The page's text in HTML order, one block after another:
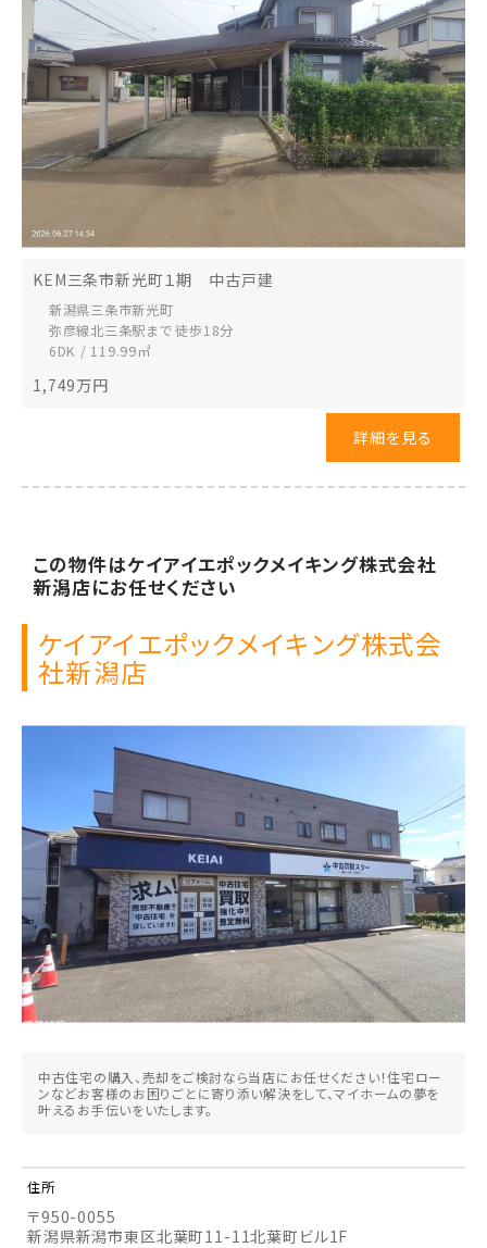
KEM三条市新光町１期 中古戸建
新潟県三条市新光町
弥彦線北三条駅まで 徒歩18分
6DK / 119.99㎡
1,749万円
詳細を見る
この物件はケイアイエポックメイキング株式会社
新潟店にお任せください
ケイアイエポックメイキング株式会
社新潟店
中古住宅の購入、売却をご検討なら当店にお任せください！住宅ロー
ンなどお客様のお困りごとに寄り添い解決をして、マイホームの夢を
叶えるお手伝いをいたします。
住所
〒950-0055
新潟県新潟市東区北葉町11-11北葉町ビル1F